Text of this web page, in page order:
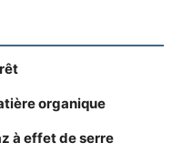
organique
à effet de serre